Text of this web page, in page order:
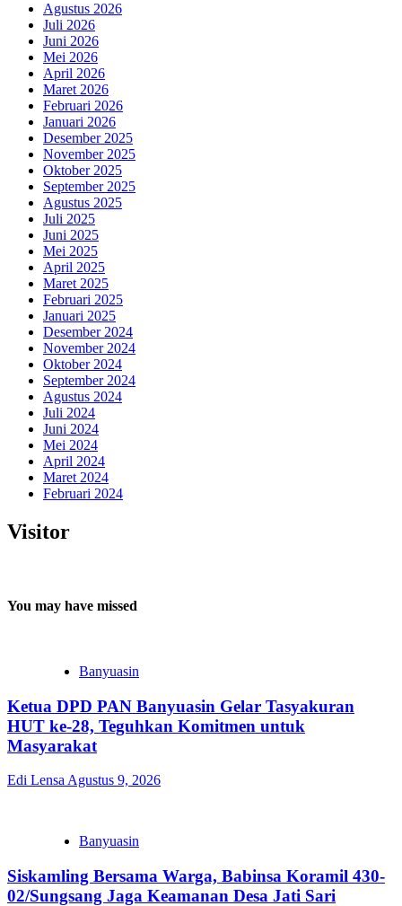
Agustus 2026
Juli 2026
Juni 2026
Mei 2026
April 2026
Maret 2026
Februari 2026
Januari 2026
Desember 2025
November 2025
Oktober 2025
September 2025
Agustus 2025
Juli 2025
Juni 2025
Mei 2025
April 2025
Maret 2025
Februari 2025
Januari 2025
Desember 2024
November 2024
Oktober 2024
September 2024
Agustus 2024
Juli 2024
Juni 2024
Mei 2024
April 2024
Maret 2024
Februari 2024
Visitor
You may have missed
Banyuasin
Ketua DPD PAN Banyuasin Gelar Tasyakuran
HUT ke-28, Teguhkan Komitmen untuk
Masyarakat
Edi Lensa Agustus 9, 2026
Banyuasin
Siskamling Bersama Warga, Babinsa Koramil 430-
02/Sungsang Jaga Keamanan Desa Jati Sari